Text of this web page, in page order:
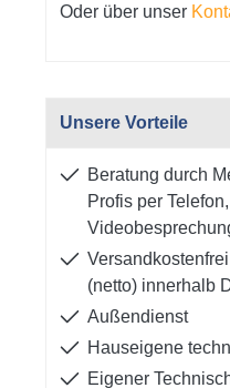
Oder über unser
Unsere Vorteile
Beratung durch
Profis per
(netto) innerhalb
Außendienst
Hauseigene
Eigener